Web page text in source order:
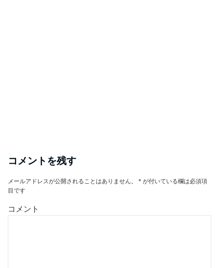
コメントを残す
メールアドレスが公開されることはありません。 * が付いている欄は必須項
目です
コメント